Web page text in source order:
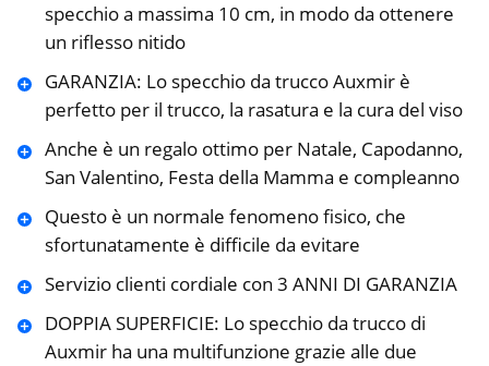
specchio a massima 10 cm, in modo da ottenere
un riflesso nitido
GARANZIA: Lo specchio da trucco Auxmir è
perfetto per il trucco, la rasatura e la cura del viso
Anche è un regalo ottimo per Natale, Capodanno,
San Valentino, Festa della Mamma e compleanno
Questo è un normale fenomeno fisico, che
sfortunatamente è difficile da evitare
Servizio clienti cordiale con 3 ANNI DI GARANZIA
DOPPIA SUPERFICIE: Lo specchio da trucco di
Auxmir ha una multifunzione grazie alle due